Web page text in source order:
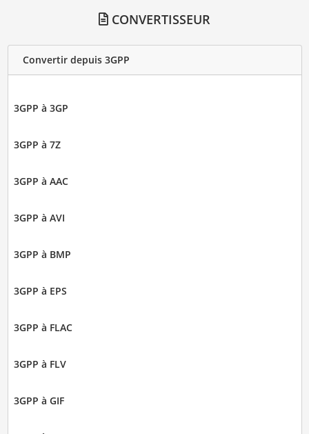
CONVERTISSEUR
Convertir depuis 3GPP
3GPP à 3GP
3GPP à 7Z
3GPP à AAC
3GPP à AVI
3GPP à BMP
3GPP à EPS
3GPP à FLAC
3GPP à FLV
3GPP à GIF